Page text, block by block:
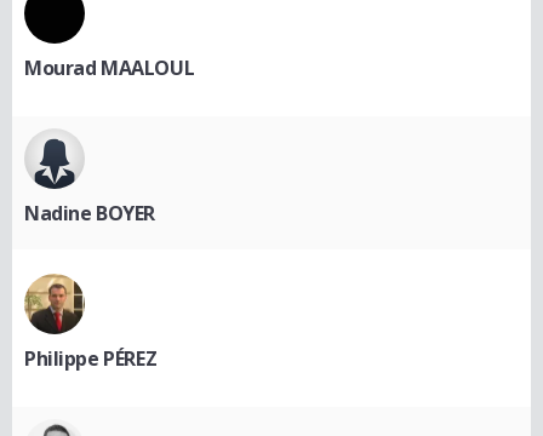
Mourad MAALOUL
Nadine BOYER
Philippe PÉREZ